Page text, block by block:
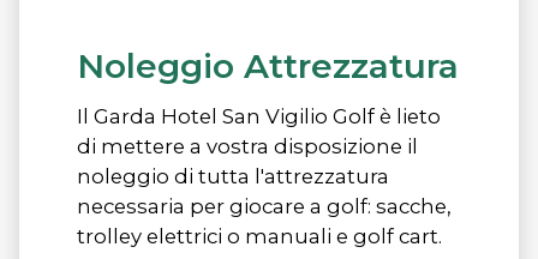
Noleggio Attrezzatura
Il Garda Hotel San Vigilio Golf è lieto
di mettere a vostra disposizione il
noleggio di tutta l'attrezzatura
necessaria per giocare a golf: sacche,
trolley elettrici o manuali e golf cart.